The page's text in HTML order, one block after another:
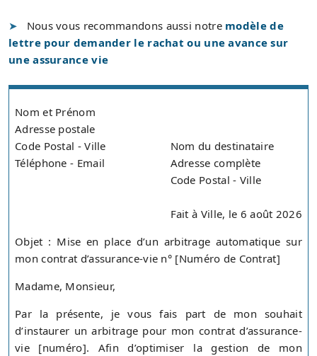
Nous vous recommandons aussi notre modèle de
lettre pour demander le rachat ou une avance sur
une assurance vie
Nom et Prénom
Adresse postale
Code Postal - Ville
Téléphone - Email
Nom du destinataire
Adresse complète
Code Postal - Ville
Fait à Ville, le 6 août 2026
Objet : Mise en place d’un arbitrage automatique sur
mon contrat d’assurance-vie n° [Numéro de Contrat]
Madame, Monsieur,
Par la présente, je vous fais part de mon souhait
d’instaurer un arbitrage pour mon contrat d’assurance-
vie [numéro]. Afin d’optimiser la gestion de mon